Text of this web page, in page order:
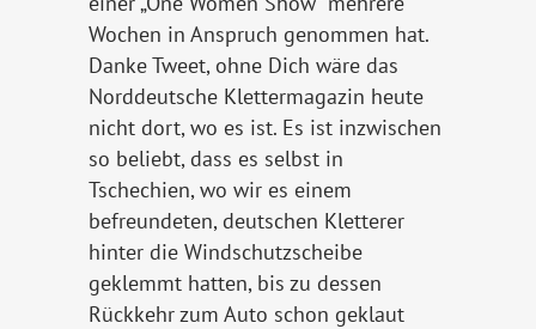
Wochen in Anspruch genommen hat.
Danke Tweet, ohne Dich wäre das
Norddeutsche Klettermagazin heute
nicht dort, wo es ist. Es ist inzwischen
so beliebt, dass es selbst in
Tschechien, wo wir es einem
befreundeten, deutschen Kletterer
hinter die Windschutzscheibe
geklemmt hatten, bis zu dessen
Rückkehr zum Auto schon geklaut